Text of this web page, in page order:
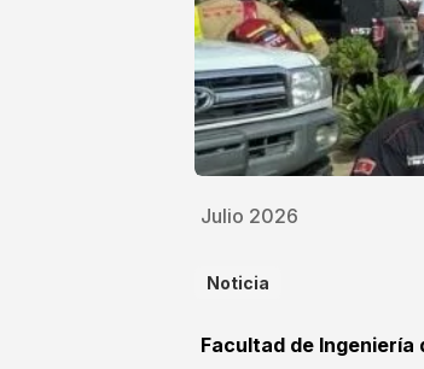
Julio 2026
Noticia
Facultad de